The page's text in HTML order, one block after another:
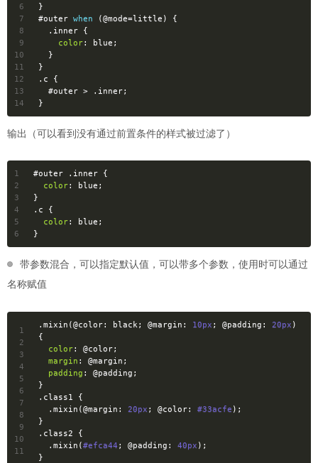
6
7
8
9
10
11
12
13
14
}
#outer when (@mode=little) {
.inner {
color: blue;
  }
}
.c {
#outer > .inner;
}
输出（可以看到没有通过前置条件的样式被过滤了）
1
2
3
4
5
6
#outer .inner {
color: blue;
}
.c {
color: blue;
}
带参数混合，可以指定默认值，可以带多个参数，使用时可以通过
名称赋值
1
2
3
4
5
6
7
8
9
10
11
.mixin (@color: black; @margin : 10px ; @padding : 20px )
{
color: @color;
margin : @margin ;
padding : @padding ;
}
.class1
{
.mixin (@margin : 20px ; @color: #33acfe );
}
.class2 {
.mixin (#efca44 ; @padding : 40px );
}